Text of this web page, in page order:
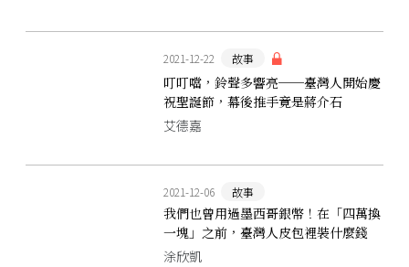
2021-12-22 故事
叮叮噹，鈴聲多響亮──臺灣人開始慶
祝聖誕節，幕後推手竟是蔣介石
艾德嘉
2021-12-06 故事
我們也曾用過墨西哥銀幣！在「四萬換
一塊」之前，臺灣人皮包裡裝什麼錢
涂欣凱